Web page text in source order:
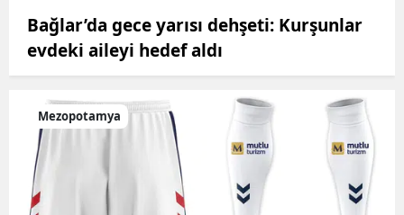
Bağlar’da gece yarısı dehşeti: Kurşunlar
evdeki aileyi hedef aldı
Mezopotamya